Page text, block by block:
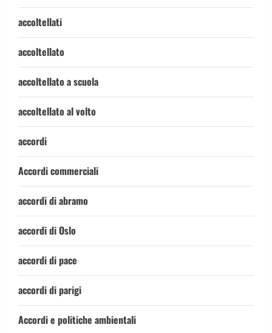
accoltellati
accoltellato
accoltellato a scuola
accoltellato al volto
accordi
Accordi commerciali
accordi di abramo
accordi di Oslo
accordi di pace
accordi di parigi
Accordi e politiche ambientali